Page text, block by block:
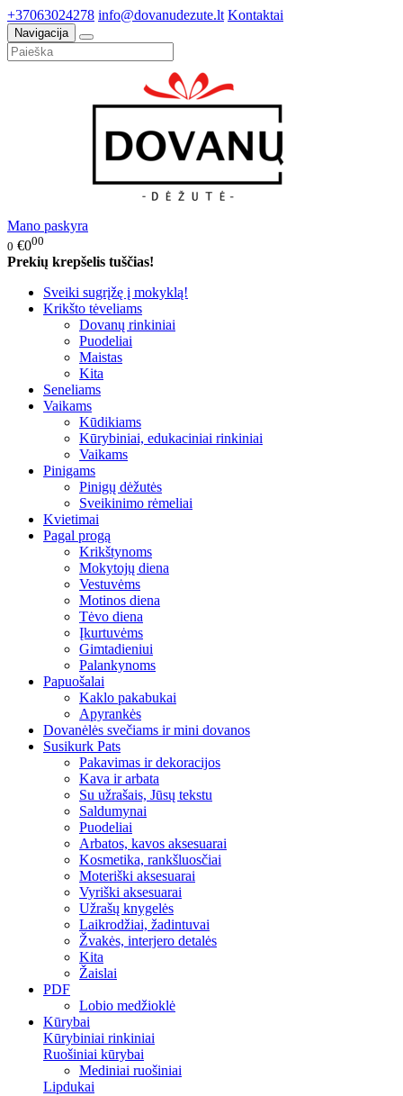
+37063024278 info@dovanudezute.lt Kontaktai
Navigacija
Mano paskyra
0 €000
Prekių krepšelis tuščias!
Sveiki sugrįžę į mokyklą!
Krikšto tėveliams
Dovanų rinkiniai
Puodeliai
Maistas
Kita
Seneliams
Vaikams
Kūdikiams
Kūrybiniai, edukaciniai rinkiniai
Vaikams
Pinigams
Pinigų dėžutės
Sveikinimo rėmeliai
Kvietimai
Pagal progą
Krikštynoms
Mokytojų diena
Vestuvėms
Motinos diena
Tėvo diena
Įkurtuvėms
Gimtadieniui
Palankynoms
Papuošalai
Kaklo pakabukai
Apyrankės
Dovanėlės svečiams ir mini dovanos
Susikurk Pats
Pakavimas ir dekoracijos
Kava ir arbata
Su užrašais, Jūsų tekstu
Saldumynai
Puodeliai
Arbatos, kavos aksesuarai
Kosmetika, rankšluosčiai
Moteriški aksesuarai
Vyriški aksesuarai
Užrašų knygelės
Laikrodžiai, žadintuvai
Žvakės, interjero detalės
Kita
Žaislai
PDF
Lobio medžioklė
Kūrybai
Kūrybiniai rinkiniai
Ruošiniai kūrybai
Mediniai ruošiniai
Lipdukai